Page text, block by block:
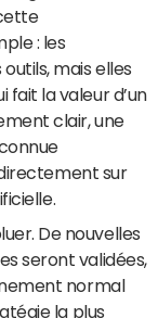
: les
mais elles
la valeur d’un
clair, une
sur
De nouvelles
seront validées,
normal
la plus